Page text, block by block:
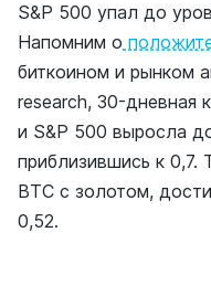
S&P 500 упал до
Напомним о
биткоином и рынком
research, 30-дневная
и S&P 500 выросла
приблизившись к 0,7.
BTC с золотом,
0,52.